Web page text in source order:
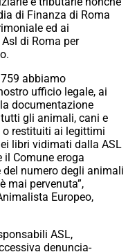
di Finanza di Roma
ed ai
di Roma per
abbiamo
ufficio legale, ai
documentazione
gli animali, cani e
restituiti ai legittimi
libri vidimati dalla ASL
il Comune eroga
numero degli animali
mai pervenuta”,
Europeo,
ASL,
denuncia-